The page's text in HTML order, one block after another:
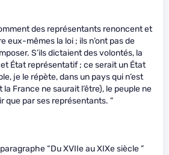
des représentants renoncent et
eux-mêmes la loi ; ils n’ont pas de
S’ils dictaient des volontés, la
État représentatif ; ce serait un État
je le répète, dans un pays qui n’est
France ne saurait l’être), le peuple ne
que par ses représentants. ”
“Du XVIIe au XIXe siècle ”